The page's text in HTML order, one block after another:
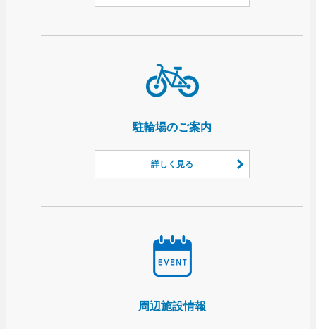
駐輪場のご案内
詳しく見る
周辺施設情報